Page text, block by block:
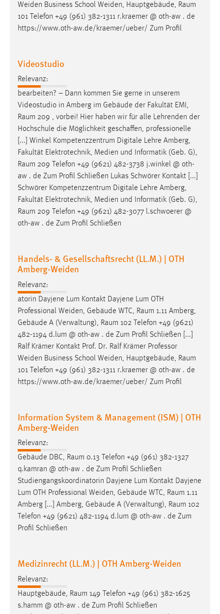
Weiden Business School Weiden, Hauptgebäude, Raum
101 Telefon +49 (961) 382-1311 r.kraemer @ oth-aw . de
https://www.oth-aw.de/kraemer/ueber/ Zum Profil
Videostudio
Relevanz:
bearbeiten? – Dann kommen Sie gerne in unserem
Videostudio in Amberg im Gebäude der Fakultät EMI,
Raum 209 , vorbei! Hier haben wir für alle Lehrenden der
Hochschule die Möglichkeit geschaffen, professionelle
[...] Winkel Kompetenzzentrum Digitale Lehre Amberg,
Fakultät Elektrotechnik, Medien und Informatik (Geb. G),
Raum 209 Telefon +49 (9621) 482-3738 j.winkel @ oth-
aw . de Zum Profil Schließen Lukas Schwörer Kontakt [...]
Schwörer Kompetenzzentrum Digitale Lehre Amberg,
Fakultät Elektrotechnik, Medien und Informatik (Geb. G),
Raum 209 Telefon +49 (9621) 482-3077 l.schwoerer @
oth-aw . de Zum Profil Schließen
Handels- & Gesellschaftsrecht (LL.M.) | OTH
Amberg-Weiden
Relevanz:
atorin Dayjene Lum Kontakt Dayjene Lum OTH
Professional Weiden, Gebäude WTC, Raum 1.11 Amberg,
Gebäude A (Verwaltung), Raum 102 Telefon +49 (9621)
482-1194 d.lum @ oth-aw . de Zum Profil Schließen [...]
Ralf Krämer Kontakt Prof. Dr. Ralf Krämer Professor
Weiden Business School Weiden, Hauptgebäude, Raum
101 Telefon +49 (961) 382-1311 r.kraemer @ oth-aw . de
https://www.oth-aw.de/kraemer/ueber/ Zum Profil
Information System & Management (ISM) | OTH
Amberg-Weiden
Relevanz:
Gebäude DBC, Raum 0.13 Telefon +49 (961) 382-1327
q.kamran @ oth-aw . de Zum Profil Schließen
Studiengangskoordinatorin Dayjene Lum Kontakt Dayjene
Lum OTH Professional Weiden, Gebäude WTC, Raum 1.11
Amberg [...] Amberg, Gebäude A (Verwaltung), Raum 102
Telefon +49 (9621) 482-1194 d.lum @ oth-aw . de Zum
Profil Schließen
Medizinrecht (LL.M.) | OTH Amberg-Weiden
Relevanz:
Hauptgebäude, Raum 149 Telefon +49 (961) 382-1625
s.hamm @ oth-aw . de Zum Profil Schließen